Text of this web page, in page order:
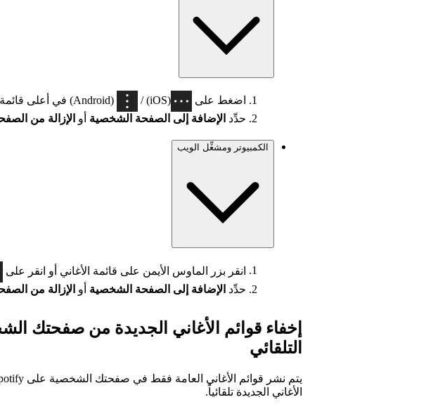
اضغط على (iOS) /
(Android) في أعلى قائمة الأغاني.
حدِّد الإضافة إلى الصفحة الشخصية أو الإزالة من
الكمبيوتر ومشغِّل الويب
انقر بزر الماوس الأيمن على قائمة الأغاني أو انقر على
حدِّد الإضافة إلى الصفحة الشخصية أو الإزالة من
إخفاء قوائم الأغاني الجديدة من صفحتك
التلقائي
الأغاني الجديدة تلقائياً.